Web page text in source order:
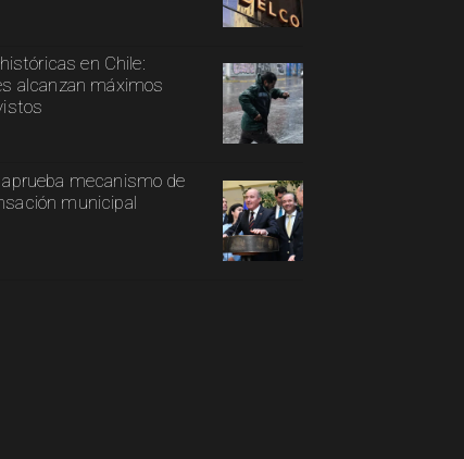
en Chile:
alcanzan máximos
aprueba mecanismo de
municipal